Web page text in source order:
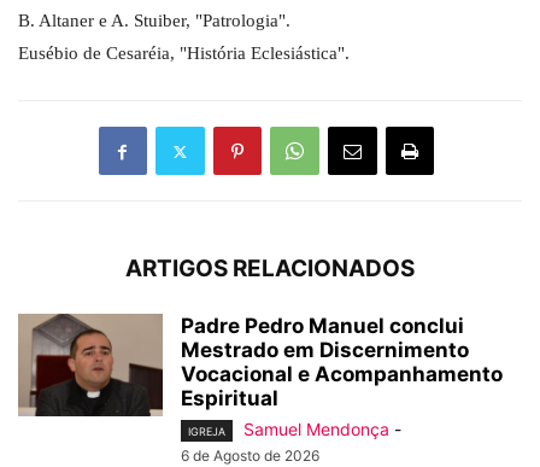
B. Altaner e A. Stuiber, "Patrologia".
Eusébio de Cesaréia, "História Eclesiástica".
ARTIGOS RELACIONADOS
Padre Pedro Manuel conclui
Mestrado em Discernimento
Vocacional e Acompanhamento
Espiritual
IGREJA Samuel Mendonça -
6 de Agosto de 2026